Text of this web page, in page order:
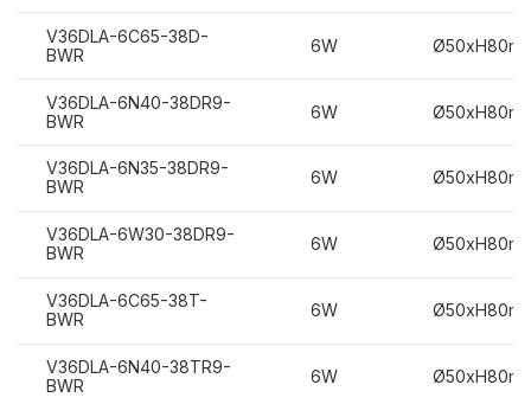
V36DLA-6C65-38D-
BWR
6W
V36DLA-6N40-38DR9-
BWR
6W
V36DLA-6N35-38DR9-
BWR
6W
V36DLA-6W30-38DR9-
BWR
6W
V36DLA-6C65-38T-
BWR
6W
V36DLA-6N40-38TR9-
BWR
6W